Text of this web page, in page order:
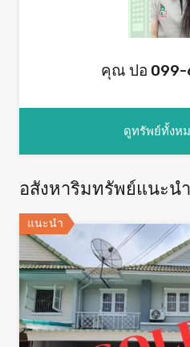
คุณ ปอ 099-
ดูทรัพย์ทั้งห
อสังหาริมทรัพย์แนะนำ
แนะนำ